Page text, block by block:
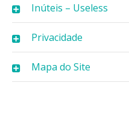
Inúteis – Useless
Privacidade
Mapa do Site